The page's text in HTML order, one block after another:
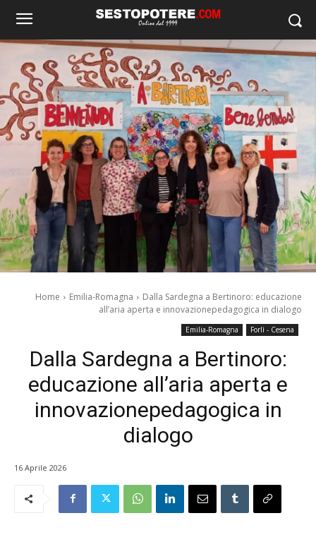
Home Emilia-Romagna
Dalla Sardegna a Bertinoro: educazione
all’aria aperta e innovazionepedagogica in dialogo
Emilia-Romagna Forlì - Cesena
Dalla Sardegna a Bertinoro:
educazione all’aria aperta e
innovazionepedagogica in
dialogo
16 Aprile 2026